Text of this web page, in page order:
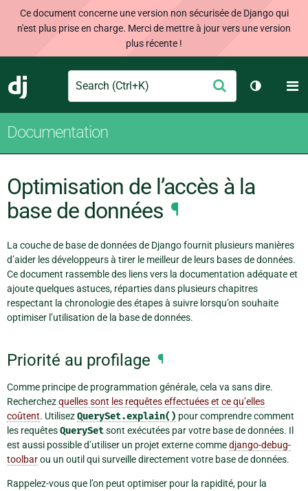
Ce document concerne une version non sécurisée de Django qui
n'est plus prise en charge. Merci de mettre à jour vers une version
plus récente !
Django
Search Envoyer
Changer
Documentation
Optimisation de l’accès à la
base de données ¶
La couche de base de données de Django fournit plusieurs manières
d’aider les développeurs à tirer le meilleur de leurs bases de données.
Ce document rassemble des liens vers la documentation adéquate et
ajoute quelques astuces, réparties dans plusieurs chapitres
respectant la chronologie des étapes à suivre lorsqu’on souhaite
optimiser l’utilisation de la base de données.
Priorité au profilage ¶
Comme principe de programmation générale, cela va sans dire.
Recherchezquelles sont les requêtes effectuées et ce qu’elles
coûtent. UtilisezQuerySet.explain() pour comprendre comment
les requêtesQuerySetsont exécutées par votre base de données. Il
est aussi possible d’utiliser un projet externe commedjango-debug-
toolbarou un outil qui surveille directement votre base de données.
Rappelez-vous que l’on peut optimiser pour la rapidité, pour la